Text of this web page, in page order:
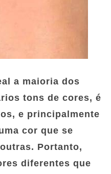
a maioria dos
tons de cores, é
e principalmente
cor que se
Portanto,
diferentes que